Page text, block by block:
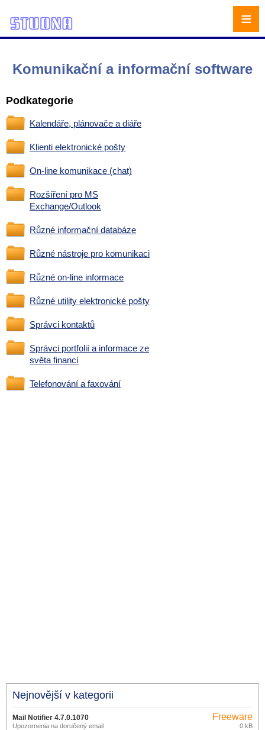
Komunikační a informační software
Podkategorie
Kalendáře, plánovače a diáře
Klienti elektronické pošty
On-line komunikace (chat)
Rozšíření pro MS
Exchange/Outlook
Různé informační databáze
Různé nástroje pro komunikaci
Různé on-line informace
Různé utility elektronické pošty
Správci kontaktů
Správci portfolií a informace ze
světa financí
Telefonování a faxování
Nejnovější v kategorii
Mail Notifier 4.7.0.1070
Upozornenia na doručený email
Freeware
0 kB
≡